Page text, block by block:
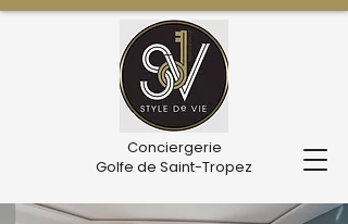
Conciergerie
Golfe de Saint-Tropez